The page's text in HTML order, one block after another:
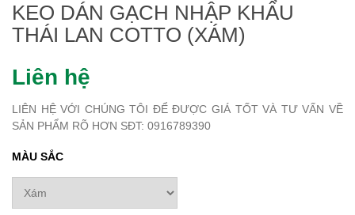
KEO DÁN GẠCH NHẬP KHẨU
THÁI LAN COTTO (XÁM)
Liên hệ
LIÊN HỆ VỚI CHÚNG TÔI ĐỂ ĐƯỢC GIÁ TỐT VÀ TƯ VẤN VỀ
SẢN PHẨM RÕ HƠN SĐT: 0916789390
MÀU SẮC